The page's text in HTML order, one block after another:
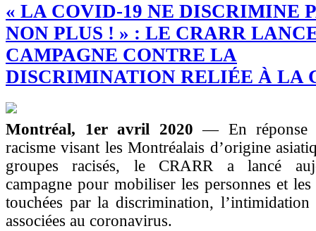
« LA COVID-19 NE DISCRIMINE
NON PLUS ! » : LE CRARR
CAMPAGNE CONTRE LA
DISCRIMINATION RELIÉE À LA
Montréal, 1er avril 2020— En réponse
racisme visant les Montréalais d’origine
groupes racisés, le CRARR a lancé
campagne pour mobiliser les personnes et les
touchées par la discrimination,
associées au coronavirus.